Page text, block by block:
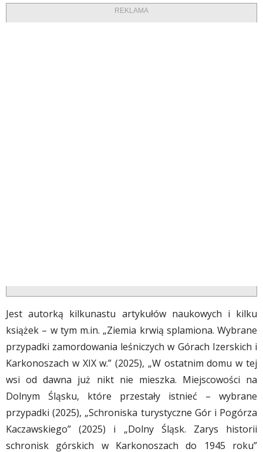
REKLAMA
Jest autorką kilkunastu artykułów naukowych i kilku
książek – w tym m.in. „Ziemia krwią splamiona. Wybrane
przypadki zamordowania leśniczych w Górach Izerskich i
Karkonoszach w XIX w.” (2025), „W ostatnim domu w tej
wsi od dawna już nikt nie mieszka. Miejscowości na
Dolnym Śląsku, które przestały istnieć – wybrane
przypadki (2025), „Schroniska turystyczne Gór i Pogórza
Kaczawskiego” (2025) i „Dolny Śląsk. Zarys historii
schronisk górskich w Karkonoszach do 1945 roku”